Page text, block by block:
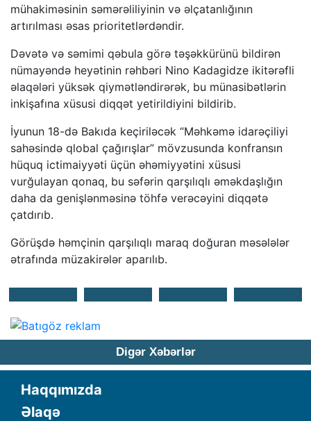
mühakiməsinin səmərəliliyinin və əlçatanlığının
artırılması əsas prioritetlərdəndir.
Dəvətə və səmimi qəbula görə təşəkkürünü bildirən
nümayəndə heyətinin rəhbəri Nino Kadagidze ikitərəfli
əlaqələri yüksək qiymətləndirərək, bu münasibətlərin
inkişafına xüsusi diqqət yetirildiyini bildirib.
İyunun 18-də Bakıda keçiriləcək “Məhkəmə idarəçiliyi
sahəsində qlobal çağırışlar” mövzusunda konfransın
hüquq ictimaiyyəti üçün əhəmiyyətini xüsusi
vurğulayan qonaq, bu səfərin qarşılıqlı əməkdaşlığın
daha da genişlənməsinə töhfə verəcəyini diqqətə
çatdırıb.
Görüşdə həmçinin qarşılıqlı maraq doğuran məsələlər
ətrafında müzakirələr aparılıb.
Digər Xəbərlər
Haqqımızda
Əlaqə